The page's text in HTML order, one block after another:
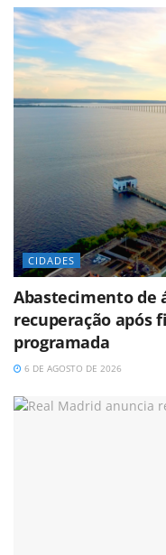
CIDADES
Abastecimento de
recuperação após
programada
6 DE AGOSTO DE 2026